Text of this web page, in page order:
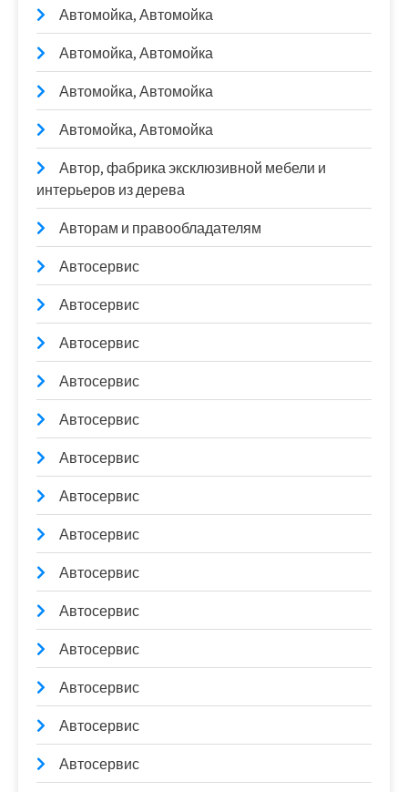
Автомойка, Автомойка
Автомойка, Автомойка
Автомойка, Автомойка
Автомойка, Автомойка
Автор, фабрика эксклюзивной мебели и
интерьеров из дерева
Авторам и правообладателям
Автосервис
Автосервис
Автосервис
Автосервис
Автосервис
Автосервис
Автосервис
Автосервис
Автосервис
Автосервис
Автосервис
Автосервис
Автосервис
Автосервис